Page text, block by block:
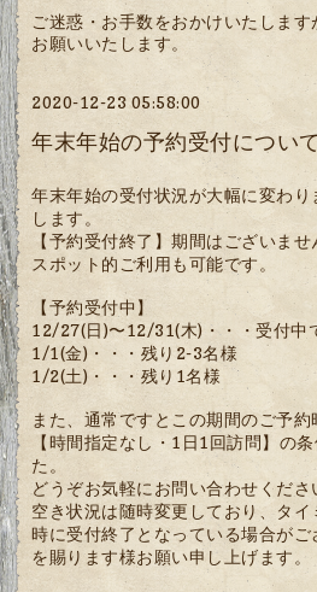
ご迷惑・お手数をおかけいたします
お願いいたします。
2020-12-23 05:58:00
年末年始の予約受付につい
年末年始の受付状況が大幅に変わ
します。
【予約受付終了】期間はございませ
スポット的ご利用も可能です。
【予約受付中】
12/27(日)〜12/31(木)・・・受付中
1/1(金)・・・残り2-3名様
1/2(土)・・・残り1名様
また、通常ですとこの期間のご予
【時間指定なし・1日1回訪問】の
た。
どうぞお気軽にお問い合わせくださ
空き状況は随時変更しており、タ
時に受付終了となっている場合が
を賜ります様お願い申し上げます。